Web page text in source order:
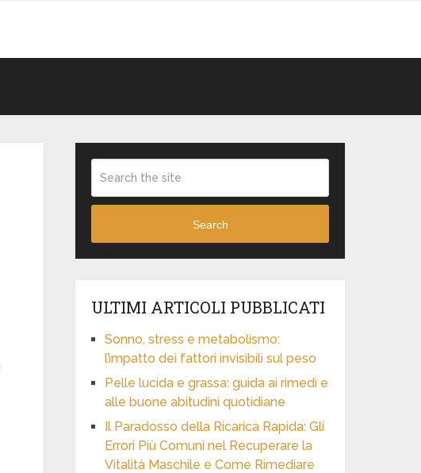
Search
ULTIMI ARTICOLI PUBBLICATI
Sonno, stress e metabolismo:
l’impatto dei fattori invisibili sul peso
Pelle lucida e grassa: guida ai rimedi e
alle buone abitudini quotidiane
Il Paradosso della Ricarica Rapida: Gli
Errori Più Comuni nel Recuperare la
Vitalità Maschile e Come Rimediare